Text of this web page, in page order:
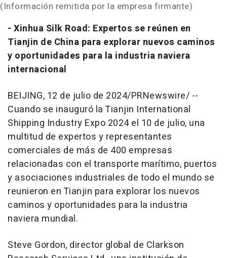
(Información remitida por la empresa firmante)
- Xinhua Silk Road: Expertos se reúnen en
Tianjin de China para explorar nuevos caminos
y oportunidades para la industria naviera
internacional
BEIJING, 12 de julio de 2024/PRNewswire/ --
Cuando se inauguró la Tianjin International
Shipping Industry Expo 2024 el 10 de julio, una
multitud de expertos y representantes
comerciales de más de 400 empresas
relacionadas con el transporte marítimo, puertos
y asociaciones industriales de todo el mundo se
reunieron en Tianjin para explorar los nuevos
caminos y oportunidades para la industria
naviera mundial.
Steve Gordon, director global de Clarkson